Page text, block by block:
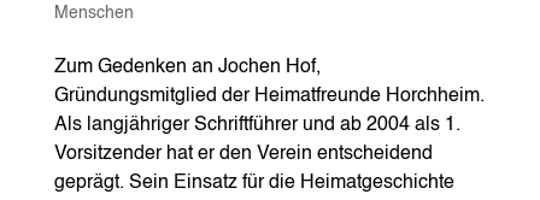
Menschen
Zum Gedenken an Jochen Hof,
Gründungsmitglied der Heimatfreunde Horchheim.
Als langjähriger Schriftführer und ab 2004 als 1.
Vorsitzender hat er den Verein entscheidend
geprägt. Sein Einsatz für die Heimatgeschichte